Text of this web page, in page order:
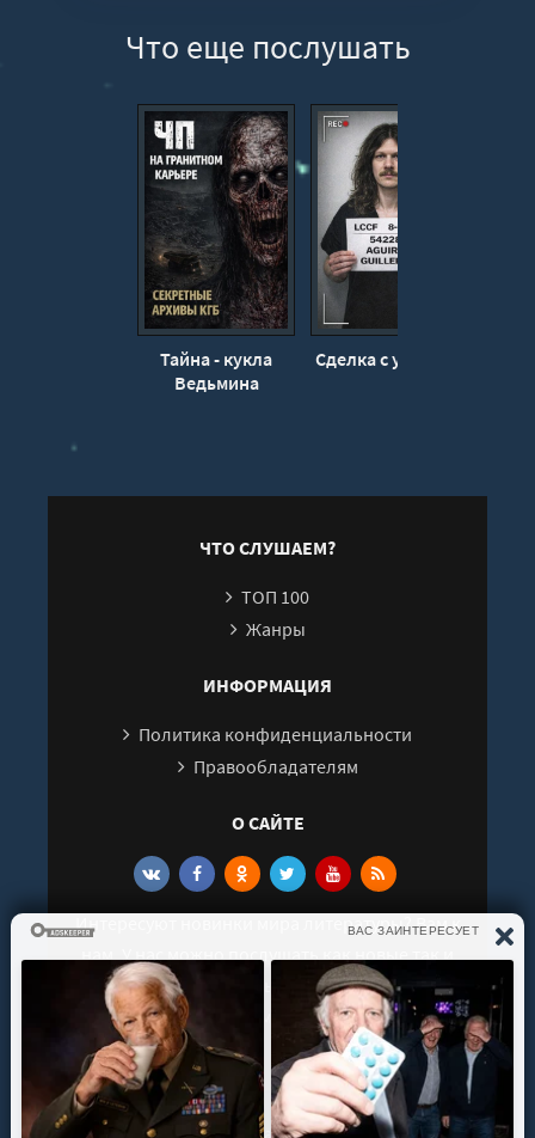
Что еще послушать
Тайна - кукла
Ведьмина
Сделка с убийцей
ЧТО СЛУШАЕМ?
ТОП 100
Жанры
ИНФОРМАЦИЯ
Политика конфиденциальности
Правообладателям
О САЙТЕ
Интересуют новинки мира литературы? Вам к
нам. У нас можно послушать как новые так и
старые аудиокниги. Выбрать и поделиться с
друзьями лучшими аудиокнигами!
© 2021 - 2026 kniga-audio.net. Все права